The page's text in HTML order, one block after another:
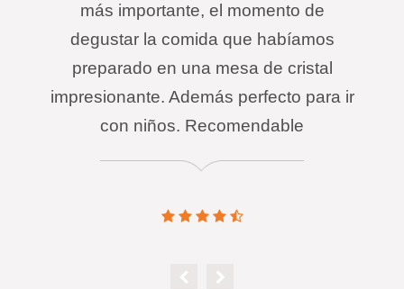
más importante, el momento de
degustar la comida que habíamos
preparado en una mesa de cristal
impresionante. Además perfecto para ir
con niños. Recomendable